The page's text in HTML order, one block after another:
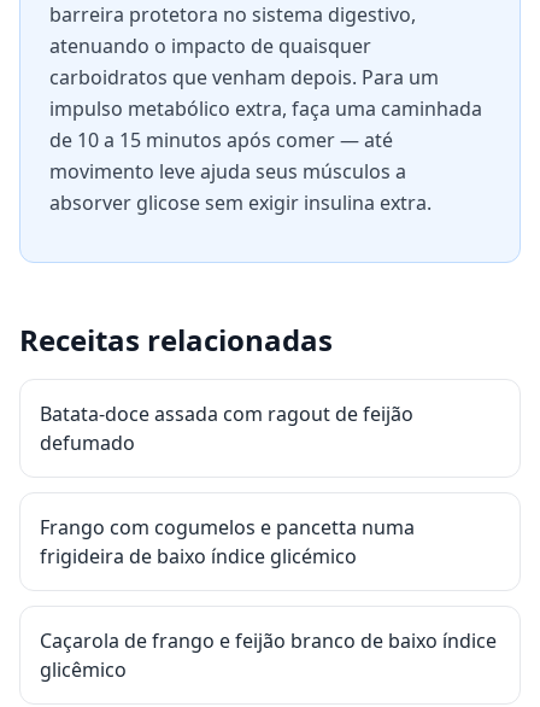
barreira protetora no sistema digestivo,
atenuando o impacto de quaisquer
carboidratos que venham depois. Para um
impulso metabólico extra, faça uma caminhada
de 10 a 15 minutos após comer — até
movimento leve ajuda seus músculos a
absorver glicose sem exigir insulina extra.
Receitas relacionadas
Batata-doce assada com ragout de feijão
defumado
Frango com cogumelos e pancetta numa
frigideira de baixo índice glicémico
Caçarola de frango e feijão branco de baixo índice
glicêmico